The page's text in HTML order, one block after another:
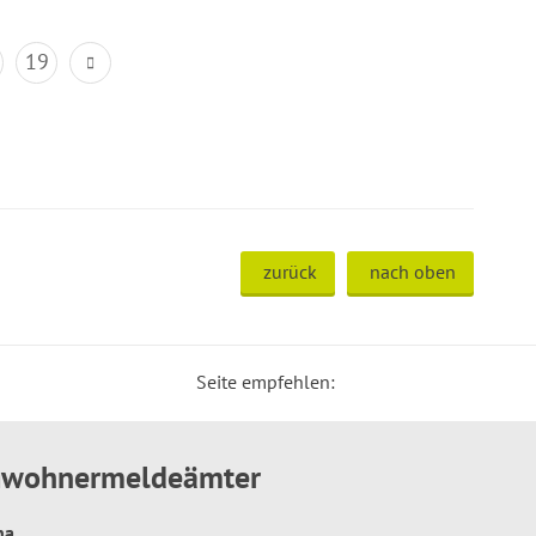
19
zurück nach oben
Seite empfehlen: